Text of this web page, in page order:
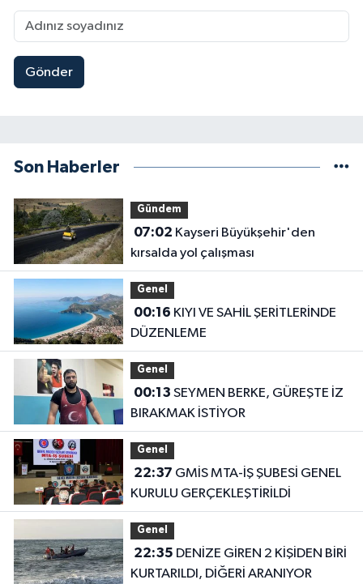
Gönder
Son Haberler
Gündem
07:02
kırsalda yol çalışması
Genel
00:16
DÜZENLEME
Genel
00:13
BIRAKMAK İSTİYOR
Genel
22:37
KURULU GERÇEKLEŞTİRİLDİ
Genel
22:35
KURTARILDI, DİĞERİ ARANIYOR